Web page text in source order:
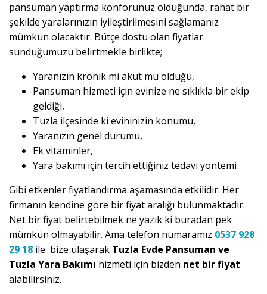
pansuman yaptırma konforunuz olduğunda, rahat bir
şekilde yaralarınızın iyileştirilmesini sağlamanız
mümkün olacaktır. Bütçe dostu olan fiyatlar
sunduğumuzu belirtmekle birlikte;
Yaranızın kronik mi akut mu olduğu,
Pansuman hizmeti için evinize ne sıklıkla bir ekip
geldiği,
Tuzla ilçesinde ki evininizin konumu,
Yaranızın genel durumu,
Ek vitaminler,
Yara bakımı için tercih ettiğiniz tedavi yöntemi
Gibi etkenler fiyatlandırma aşamasında etkilidir. Her
firmanın kendine göre bir fiyat aralığı bulunmaktadır.
Net bir fiyat belirtebilmek ne yazık ki buradan pek
mümkün olmayabilir. Ama telefon numaramız 0537 928
29 18 ile bize ulaşarak Tuzla Evde Pansuman ve
Tuzla Yara Bakımı hizmeti için bizden net bir fiyat
alabilirsiniz.